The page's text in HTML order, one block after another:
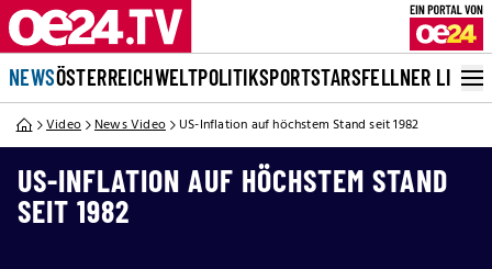
NEWSÖSTERREICHWELTPOLITIKSPORTSTARSFELLNER LIVE
Video News Video US-Inflation auf höchstem Stand seit 1982
US-INFLATION AUF HÖCHSTEM STAND
SEIT 1982